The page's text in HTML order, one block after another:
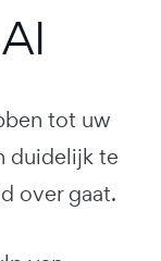
tot uw
duidelijk te
over gaat.